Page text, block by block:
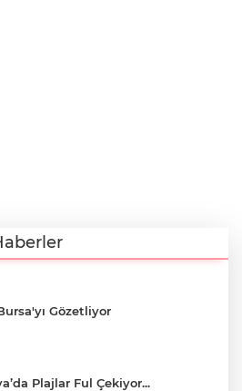
Gözetliyor
Plajlar Ful Çekiyor...